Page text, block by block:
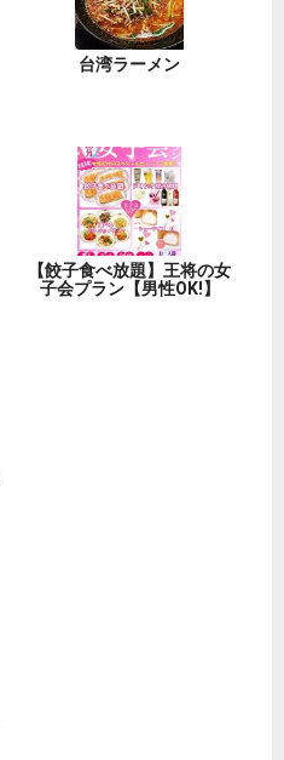
台湾ラーメン
【餃子食べ放題】王将の女
子会プラン【男性OK!】